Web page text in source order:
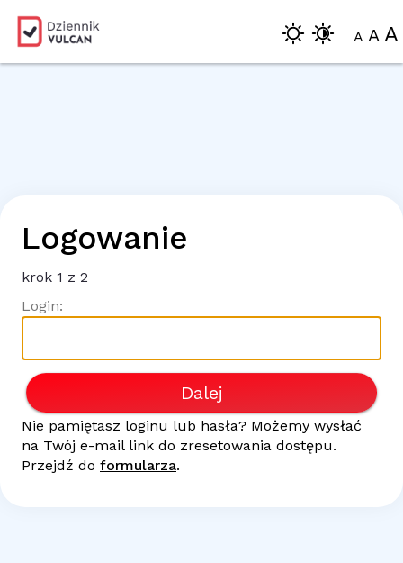
A A A
Logowanie
krok 1 z 2
Login:
Dalej
Nie pamiętasz loginu lub hasła? Możemy wysłać
na Twój e-maillink do zresetowania dostępu.
Przejdź do formularza.